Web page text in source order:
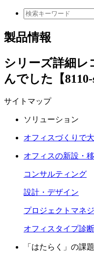
製品情報
シリーズ詳細レ
んでした【8110-
サイトマップ
ソリューション
オフィスづくりで
オフィスの新設・
コンサルティング
設計・デザイン
プロジェクトマネ
オフィスタイプ診
「はたらく」の課